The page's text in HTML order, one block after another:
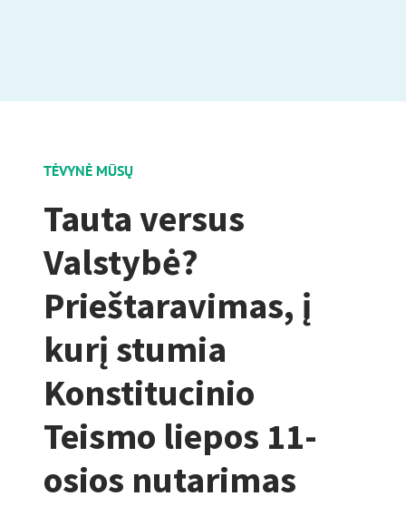
TĖVYNĖ MŪSŲ
Tauta versus
Valstybė?
Prieštaravimas, į
kurį stumia
Konstitucinio
Teismo liepos 11-
osios nutarimas